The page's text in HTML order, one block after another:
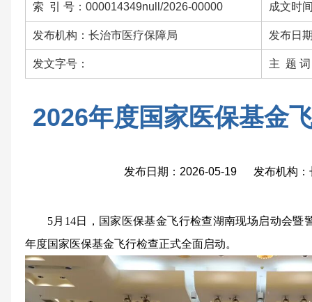
索 引 号：000014349null/2026-00000 成文时
发布机构：长治市医疗保障局 发布日
发文字号： 主 题 词
2026年度国家医保基金
发布日期：2026-05-19 发布机构：
5月14日，国家医保基金飞行检查湖南现场启动会暨
年度国家医保基金飞行检查正式全面启动。